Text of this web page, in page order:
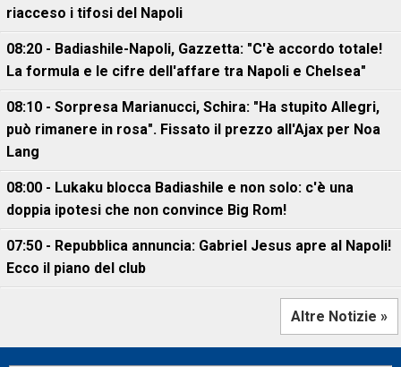
riacceso i tifosi del Napoli
08:20 - Badiashile-Napoli, Gazzetta: "C'è accordo totale!
La formula e le cifre dell'affare tra Napoli e Chelsea"
08:10 - Sorpresa Marianucci, Schira: "Ha stupito Allegri,
può rimanere in rosa". Fissato il prezzo all'Ajax per Noa
Lang
08:00 - Lukaku blocca Badiashile e non solo: c'è una
doppia ipotesi che non convince Big Rom!
07:50 - Repubblica annuncia: Gabriel Jesus apre al Napoli!
Ecco il piano del club
Altre Notizie »